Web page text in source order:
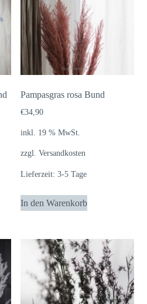
Pampasgras rosa Bund
€34,90
inkl. 19 % MwSt.
zzgl.Versandkosten
Lieferzeit:3-5 Tage
In den Warenkorb